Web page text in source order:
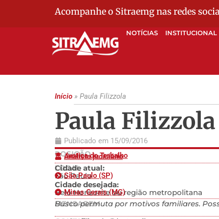
Acompanhe o Sitraemg nas redes
NOTÍCIAS INSTITUCIONAL
Início » Paula Filizzola
Paula Filizzola
Publicado em 15/09/2016
POSIÇÃO
Justiça do Trabalho
Analista judiciário
LOCAL
Cidade atual:
São Paulo
São Paulo (SP)
Cidade desejada:
Belo Horizonte ou região metropolitana
Minas Gerais (MG)
MENSAGEM
Busco permuta por motivos familiares.